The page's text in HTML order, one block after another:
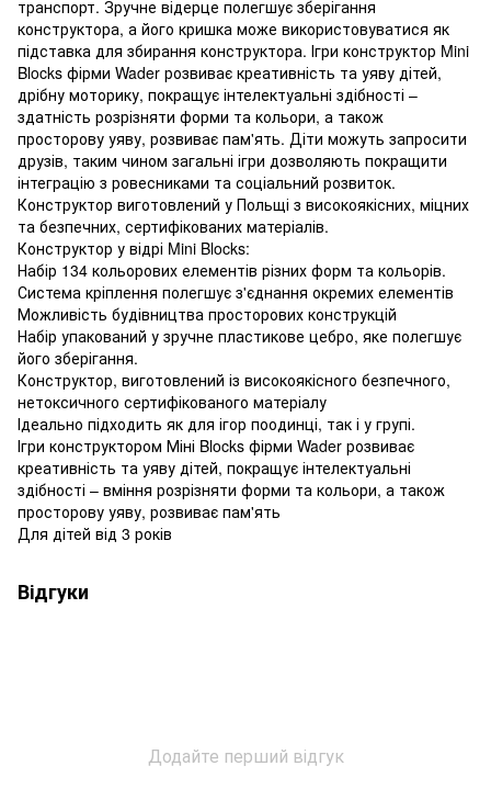
транспорт. Зручне відерце полегшує зберігання
конструктора, а його кришка може використовуватися як
підставка для збирання конструктора. Ігри конструктор Mini
Blocks фірми Wader розвиває креативність та уяву дітей,
дрібну моторику, покращує інтелектуальні здібності –
здатність розрізняти форми та кольори, а також
просторову уяву, розвиває пам'ять. Діти можуть запросити
друзів, таким чином загальні ігри дозволяють покращити
інтеграцію з ровесниками та соціальний розвиток.
Конструктор виготовлений у Польщі з високоякісних, міцних
та безпечних, сертифікованих матеріалів.
Конструктор у відрі Mini Blocks:
Набір 134 кольорових елементів різних форм та кольорів.
Система кріплення полегшує з'єднання окремих елементів
Можливість будівництва просторових конструкцій
Набір упакований у зручне пластикове цебро, яке полегшує
його зберігання.
Конструктор, виготовлений із високоякісного безпечного,
нетоксичного сертифікованого матеріалу
Ідеально підходить як для ігор поодинці, так і у групі.
Ігри конструктором Міні Blocks фірми Wader розвиває
креативність та уяву дітей, покращує інтелектуальні
здібності – вміння розрізняти форми та кольори, а також
просторову уяву, розвиває пам'ять
Для дітей від 3 років
Відгуки
Додайте перший відгук